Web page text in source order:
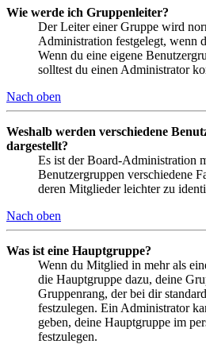
Wie werde ich Gruppenleiter?
Der Leiter einer Gruppe wird
Administration festgelegt, wenn
Wenn du eine eigene
solltest du einen Administrator
Nach oben
Weshalb werden verschiedene
dargestellt?
Es ist der Board-Administration
Benutzergruppen verschiedene
deren Mitglieder leichter zu
Nach oben
Was ist eine Hauptgruppe?
Wenn du Mitglied in mehr als
die Hauptgruppe dazu, deine
Gruppenrang, der bei dir
festzulegen. Ein Administrator
geben, deine Hauptgruppe im
festzulegen.